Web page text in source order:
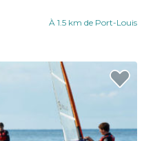
À 1.5 km de Port-Louis